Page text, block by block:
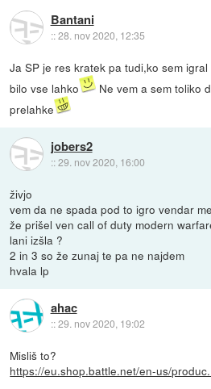
Bantani
::28. nov 2020, 12:35
Ja SP je res kratek pa tudi,ko sem
bilo vse lahko
Ne vem a sem toliko
prelahke
jobers2
::29. nov 2020, 16:00
živjo
vem da ne spada pod to igro vendar
že prišel ven call of duty modern
lani izšla ?
2 in 3 so že zunaj te pa ne najdem
hvala lp
ahac
::29. nov 2020, 19:02
Misliš to?
https://eu.shop.battle.net/en-us/